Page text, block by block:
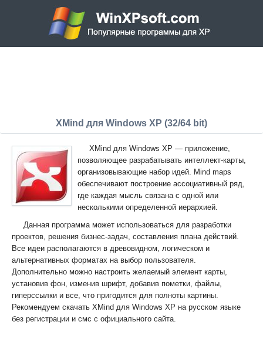
XMind для Windows XP (32/64 bit)
XMind для Windows XP — приложение,
позволяющее разрабатывать интеллект-карты,
организовывающие набор идей. Mind maps
обеспечивают построение ассоциативный ряд,
где каждая мысль связана с одной или
несколькими определенной иерархией.
Данная программа может использоваться для разработки
проектов, решения бизнес-задач, составления плана действий.
Все идеи располагаются в древовидном, логическом и
альтернативных форматах на выбор пользователя.
Дополнительно можно настроить желаемый элемент карты,
установив фон, изменив шрифт, добавив пометки, файлы,
гиперссылки и все, что пригодится для полноты картины.
Рекомендуем скачать XMind для Windows XP на русском языке
без регистрации и смс с официального сайта.